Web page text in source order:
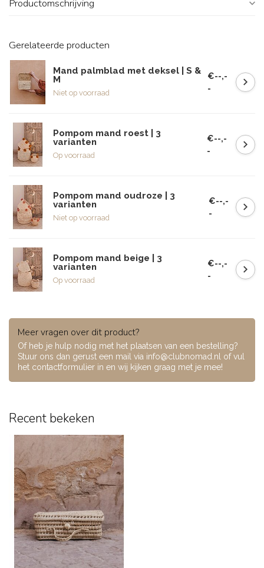
Productomschrijving
Gerelateerde producten
Mand palmblad met deksel | S &
M
Niet op voorraad
€--,-
-
Pompom mand roest | 3
varianten
Op voorraad
€--,-
-
Pompom mand oudroze | 3
varianten
Niet op voorraad
€--,-
-
Pompom mand beige | 3
varianten
Op voorraad
€--,-
-
Meer vragen over dit product?
Of heb je hulp nodig met het plaatsen van een bestelling?
Stuur ons dan gerust een mail via info@clubnomad.nl of vul
het contactformulier in en wij kijken graag met je mee!
Recent bekeken